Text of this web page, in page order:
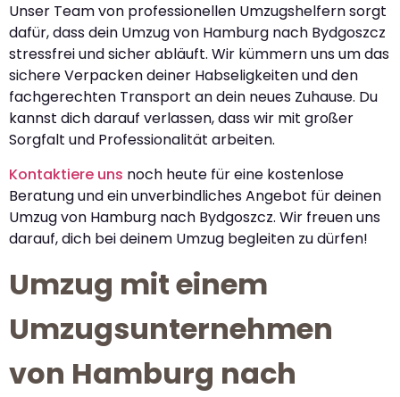
Unser Team von professionellen Umzugshelfern sorgt
dafür, dass dein Umzug von Hamburg nach Bydgoszcz
stressfrei und sicher abläuft. Wir kümmern uns um das
sichere Verpacken deiner Habseligkeiten und den
fachgerechten Transport an dein neues Zuhause. Du
kannst dich darauf verlassen, dass wir mit großer
Sorgfalt und Professionalität arbeiten.
Kontaktiere uns noch heute für eine kostenlose
Beratung und ein unverbindliches Angebot für deinen
Umzug von Hamburg nach Bydgoszcz. Wir freuen uns
darauf, dich bei deinem Umzug begleiten zu dürfen!
Umzug mit einem
Umzugsunternehmen
von Hamburg nach